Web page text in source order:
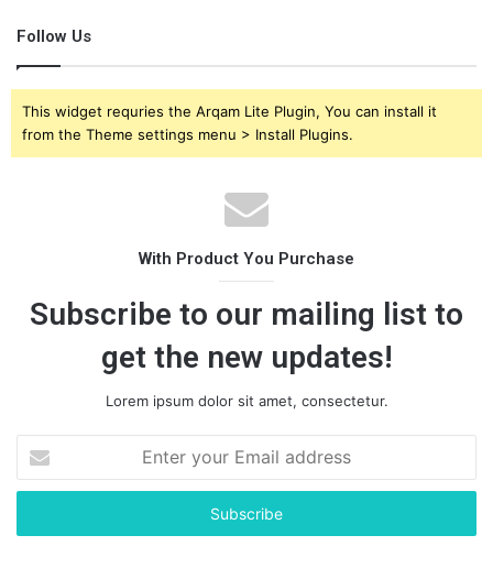
Follow Us
This widget requries the Arqam Lite Plugin, You can install it
from the Theme settings menu > Install Plugins.
With Product You Purchase
Subscribe to our mailing list to
get the new updates!
Lorem ipsum dolor sit amet, consectetur.
t
r